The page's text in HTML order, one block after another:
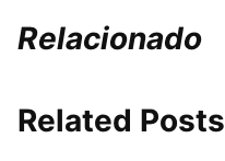
Relacionado
Related Posts